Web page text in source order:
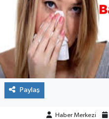
Paylaş
Haber Merkezi
HABERDE İNSAN
BİLİM VE TEKNOLOJİ
KAMPANYALAR
KÜLTÜR-SANAT